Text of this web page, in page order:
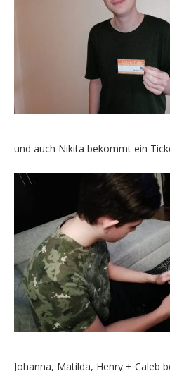
und auch Nikita bekommt ein
Johanna, Matilda, Henry + Caleb